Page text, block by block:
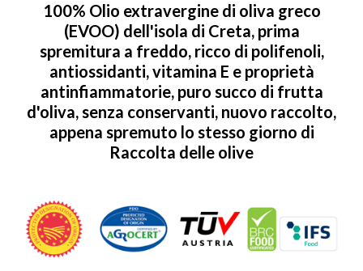
100% Olio extravergine di oliva greco
(EVOO) dell'isola di Creta, prima
spremitura a freddo, ricco di polifenoli,
antiossidanti, vitamina E e proprietà
antinfiammatorie, puro succo di frutta
d'oliva, senza conservanti, nuovo raccolto,
appena spremuto lo stesso giorno di
Raccolta delle olive